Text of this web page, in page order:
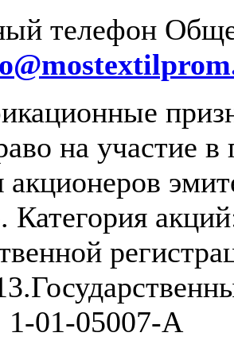
телефон
на участие в
акционеров
Категория
1-01-05007-A